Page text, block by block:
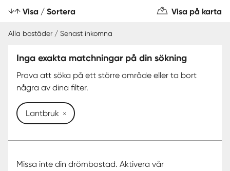
Visa / Sortera Visa på karta
Alla bostäder / Senast inkomna
Inga exakta matchningar på din sökning
Prova att söka på ett större område eller ta bort
några av dina filter.
Lantbruk
Missa inte din drömbostad. Aktivera vår